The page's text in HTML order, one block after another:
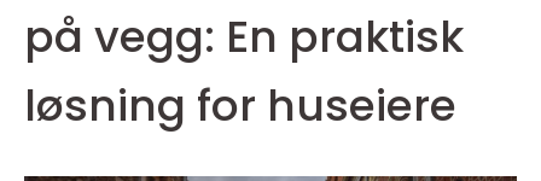
på vegg: En praktisk
løsning for huseiere